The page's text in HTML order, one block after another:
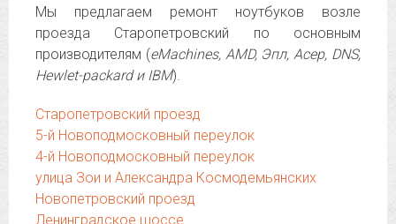
Мы предлагаем ремонт ноутбуков возле
проезда Старопетровский по основным
производителям (eMachines, AMD, Эпл, Асер, DNS,
Hewlet-packard и IBM).
Старопетровский проезд
5-й Новоподмосковный переулок
4-й Новоподмосковный переулок
улица Зои и Александра Космодемьянских
Новопетровский проезд
Ленинградское шоссе